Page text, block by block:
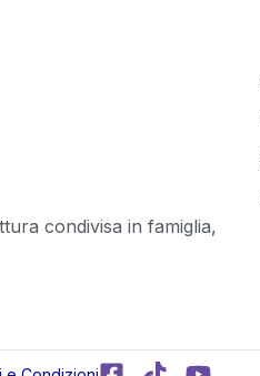
condivisa in famiglia,